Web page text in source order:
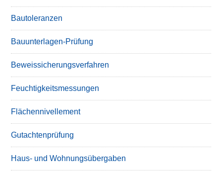
Bautoleranzen
Bauunterlagen-Prüfung
Beweissicherungsverfahren
Feuchtigkeitsmessungen
Flächennivellement
Gutachtenprüfung
Haus- und Wohnungsübergaben